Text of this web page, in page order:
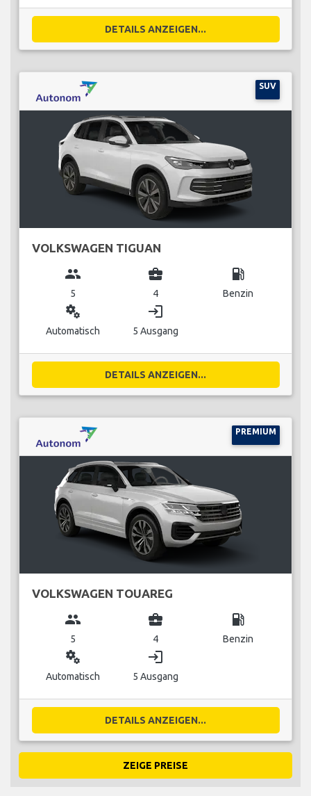
DETAILS ANZEIGEN...
SUV
VOLKSWAGEN TIGUAN
group
5
business_center
4
local_gas_station
Benzin
miscellaneous_services
Automatisch
login
5 Ausgang
DETAILS ANZEIGEN...
PREMIUM
VOLKSWAGEN TOUAREG
group
5
business_center
4
local_gas_station
Benzin
miscellaneous_services
Automatisch
login
5 Ausgang
DETAILS ANZEIGEN...
ZEIGE PREISE